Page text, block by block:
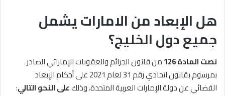
هل الإبعاد من الامارات يشمل
جميع دول الخليج؟
نصت المادة 126
من قانون الجرائم والعقوبات الإماراتي الصادر
بمرسوم بقانون اتحادي رقم 31 لعام 2021 على أحكام الإبعاد
القضائي عن دولة الإمارات العربية المتحدة، وذلكعلى النحو التالي: